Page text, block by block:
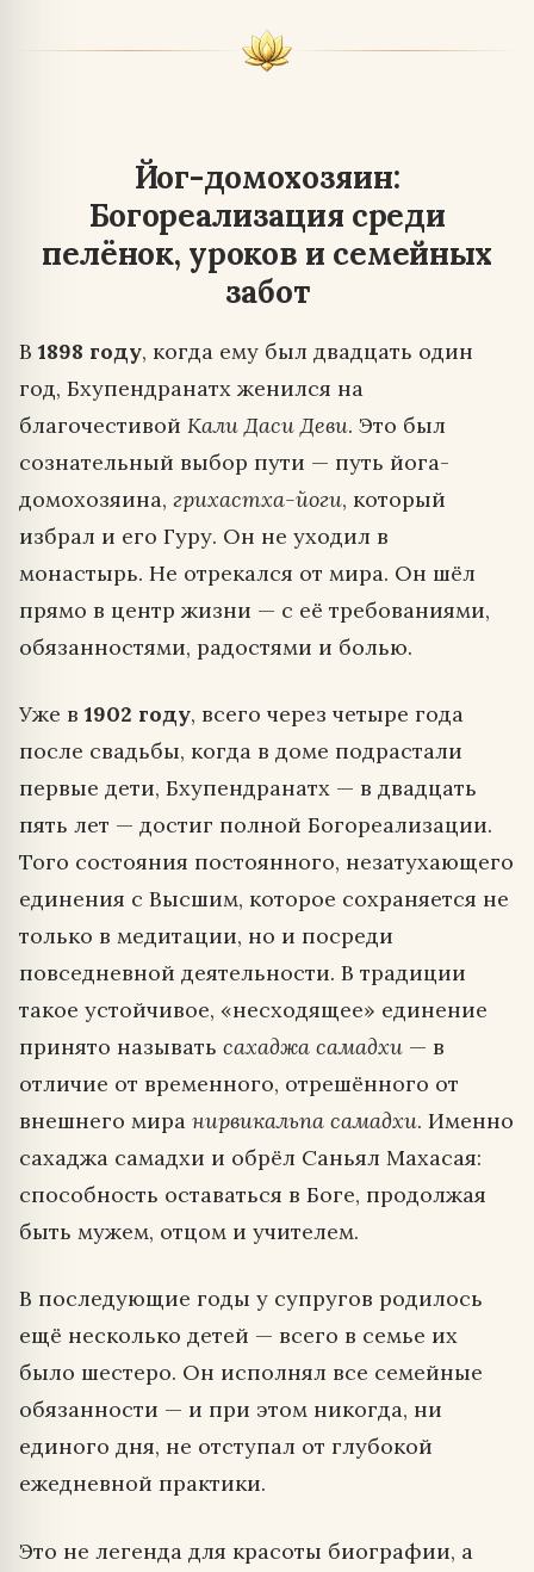
Йог-домохозяин:
Богореализация среди
пелёнок, уроков и семейных
забот
В 1898 году, когда ему был двадцать один
год, Бхупендранатх женился на
благочестивой Кали Даси Деви. Это был
сознательный выбор пути — путь йога-
домохозяина, грихастха-йоги, который
избрал и его Гуру. Он не уходил в
монастырь. Не отрекался от мира. Он шёл
прямо в центр жизни — с её требованиями,
обязанностями, радостями и болью.
Уже в 1902 году, всего через четыре года
после свадьбы, когда в доме подрастали
первые дети, Бхупендранатх — в двадцать
пять лет — достиг полной Богореализации.
Того состояния постоянного, незатухающего
единения с Высшим, которое сохраняется не
только в медитации, но и посреди
повседневной деятельности. В традиции
такое устойчивое, «несходящее» единение
принято называть сахаджа самадхи — в
отличие от временного, отрешённого от
внешнего мира нирвикальпа самадхи. Именно
сахаджа самадхи и обрёл Саньял Махасая:
способность оставаться в Боге, продолжая
быть мужем, отцом и учителем.
В последующие годы у супругов родилось
ещё несколько детей — всего в семье их
было шестеро. Он исполнял все семейные
обязанности — и при этом никогда, ни
единого дня, не отступал от глубокой
ежедневной практики.
Это не легенда для красоты биографии, а